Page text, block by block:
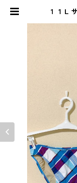
１１Ｌ
KAE-